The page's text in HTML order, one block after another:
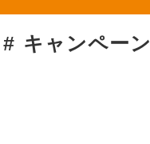
キャンペーン